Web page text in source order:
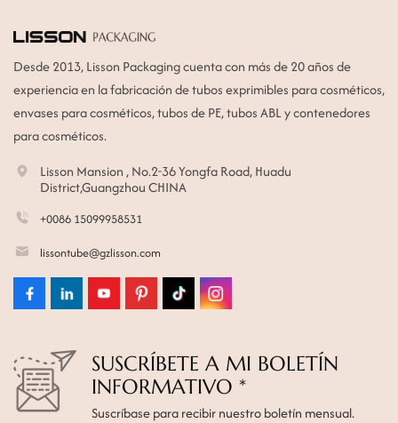
Desde 2013, Lisson Packaging cuenta con más de 20 años de
experiencia en la fabricación de tubos exprimibles para cosméticos,
envases para cosméticos, tubos de PE, tubos ABL y contenedores
para cosméticos.
Lisson Mansion , No.2-36 Yongfa Road, Huadu
District,Guangzhou CHINA
+0086 15099958531
lissontube@gzlisson.com
SUSCRÍBETE A MI BOLETÍN
INFORMATIVO *
Suscríbase para recibir nuestro boletín mensual.